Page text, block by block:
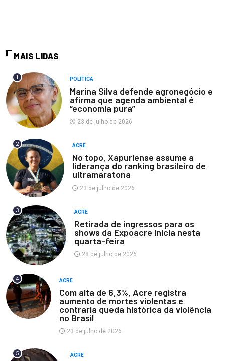
MAIS LIDAS
1 POLÍTICA
Marina Silva defende agronegócio e
afirma que agenda ambiental é
“economia pura”
23 de julho de 2026
2 ACRE
No topo, Xapuriense assume a
liderança do ranking brasileiro de
ultramaratona
23 de julho de 2026
3 ACRE
Retirada de ingressos para os
shows da Expoacre inicia nesta
quarta-feira
28 de julho de 2026
4 ACRE
Com alta de 6,3%, Acre registra
aumento de mortes violentas e
contraria queda histórica da violência
no Brasil
23 de julho de 2026
5 ACRE